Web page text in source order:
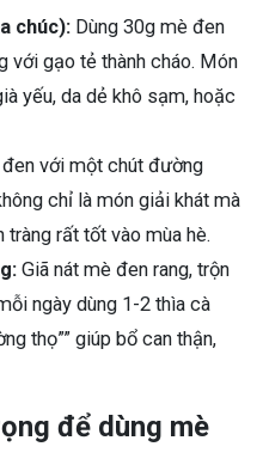
chúc): Dùng 30g mè đen
với gạo tẻ thành cháo. Món
yếu, da dẻ khô sạm, hoặc
với một chút đường
chỉ là món giải khát mà
tràng rất tốt vào mùa hè.
Giã nát mè đen rang, trộn
ngày dùng 1-2 thìa cà
thọ”” giúp bổ can thận,
để dùng mè